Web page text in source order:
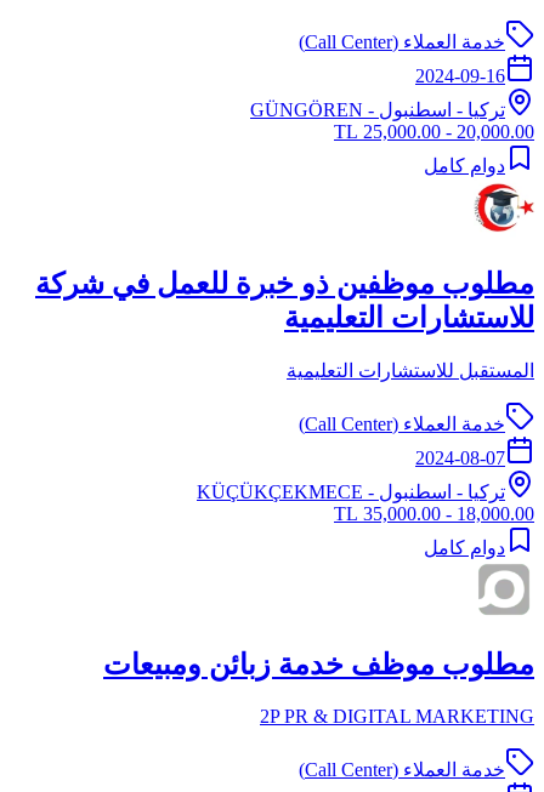
خدمة العملاء (Call Center)
2024-09-16
تركيا - اسطنبول - GÜNGÖREN
20,000.00 - 25,000.00 TL
دوام كامل
مطلوب موظفين ذو خبرة للعمل في شركة
للاستشارات التعليمية
المستقبل للاستشارات التعليمية
خدمة العملاء (Call Center)
2024-08-07
تركيا - اسطنبول - KÜÇÜKÇEKMECE
18,000.00 - 35,000.00 TL
دوام كامل
مطلوب موظف خدمة زبائن ومبيعات
2P PR & DIGITAL MARKETING
خدمة العملاء (Call Center)